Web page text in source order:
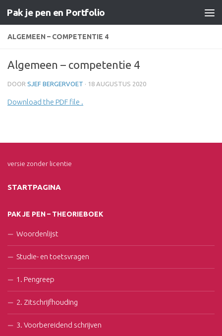
Doorgaan naar inhoud
Pak je pen en Portfolio
ALGEMEEN – COMPETENTIE 4
Algemeen – competentie 4
DOOR SJEF BERGERVOET · 18 AUGUSTUS 2020
Download the PDF file .
versie zonder licentie
STARTPAGINA
PAK JE PEN – THEORIEBOEK
Woordenlijst
Studie- en toetsvragen
1. Pengreep
2. Zitschrijfhouding
3. Voorbereidend schrijven